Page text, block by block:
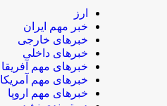
ارز
خبر مهم ایران
خبرهای خارجی
خبرهای داخلی
خبرهای مهم آفریقا
خبرهای مهم آمریکا
خبرهای مهم اروپا